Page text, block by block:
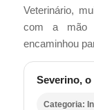
Veterinário,
com a mão
encaminhou
Severino,
Categoria: